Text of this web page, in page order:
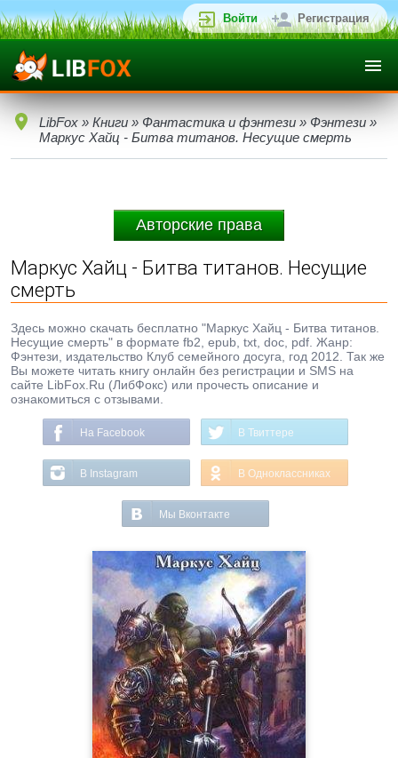
Войти Регистрация
LibFox » Книги » Фантастика и фэнтези » Фэнтези »
Маркус Хайц - Битва титанов. Несущие смерть
Авторские права
Маркус Хайц - Битва титанов. Несущие
смерть
Здесь можно скачать бесплатно "Маркус Хайц - Битва титанов.
Несущие смерть" в формате fb2, epub, txt, doc, pdf. Жанр:
Фэнтези, издательство Клуб семейного досуга, год 2012. Так же
Вы можете читать книгу онлайн без регистрации и SMS на
сайте LibFox.Ru (ЛибФокс) или прочесть описание и
ознакомиться с отзывами.
На Facebook В Твиттере
В Instagram В Одноклассниках
Мы Вконтакте